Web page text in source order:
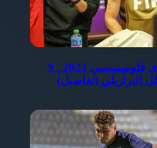
موعد مباراة الاهلي ونادي فلومينينسي 2023.. 9
البرازيلي (تفاصيل)